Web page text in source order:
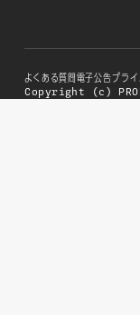
よくある質問電子公告プライ
Copyright (c)